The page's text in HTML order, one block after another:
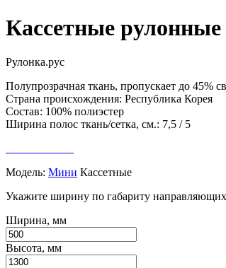
Кассетные
Рулонка.рус
Полупрозрачная ткань, пропускает до 45%
Страна происхождения: Республика Корея
Состав: 100% полиэстер
Ширина полос ткань/сетка, см.: 7,5 / 5
Модель: Мини Кассетные
Укажите ширину по габариту направляющих
Ширина, мм
Высота, мм